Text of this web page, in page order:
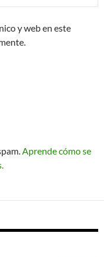
y web en este
Aprende cómo se